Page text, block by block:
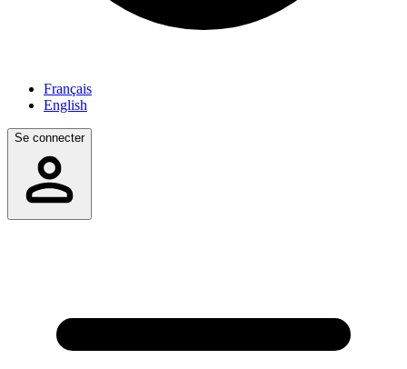
Français
English
Se connecter